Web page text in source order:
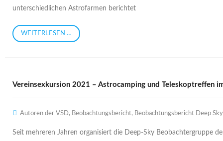
unterschiedlichen Astrofarmen berichtet
WEITERLESEN …
Vereinsexkursion 2021 – Astrocamping und Teleskoptreffen
Autoren der VSD, Beobachtungsbericht, Beobachtungsbericht Deep Sky
Seit mehreren Jahren organisiert die Deep-Sky Beobachtergruppe